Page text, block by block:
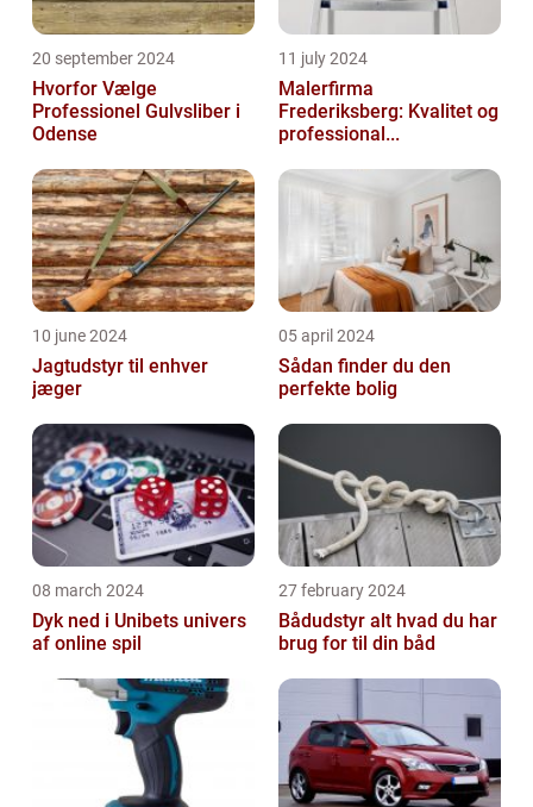
20 september 2024
Hvorfor Vælge
Professionel Gulvsliber i
Odense
11 july 2024
Malerfirma
Frederiksberg: Kvalitet og
professional...
10 june 2024
Jagtudstyr til enhver
jæger
05 april 2024
Sådan finder du den
perfekte bolig
08 march 2024
Dyk ned i Unibets univers
af online spil
27 february 2024
Bådudstyr alt hvad du har
brug for til din båd